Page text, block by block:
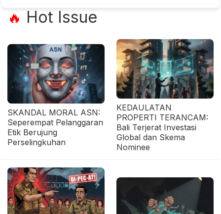
🔥 Hot Issue
SKANDAL MORAL ASN:
Seperempat Pelanggaran
Etik Berujung
Perselingkuhan
KEDAULATAN
PROPERTI TERANCAM:
Bali Terjerat Investasi
Global dan Skema
Nominee